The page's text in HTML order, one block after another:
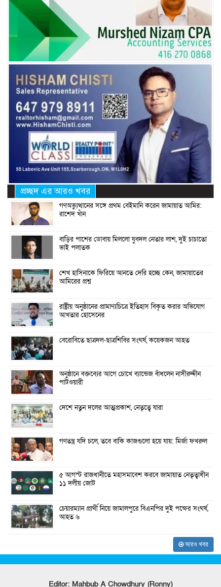
প্রচ্ছদ এর আরও খবর
গণঅভ্যুত্থানের সঙ্গে প্রথম বেইমানি করেন জামায়াত আমির:
রাশেদ খাঁন
বাড়ির পাশের ডোবায় মিললো যুবদল নেতার লাশ, দুই চাচাতো
ভাই পলাতক
শেখ হাসিনাকে ফিরিয়ে আনতে দেরি হচ্ছে কেন, জামায়াতের
আমিরের প্রশ্ন
রাষ্ট্রীয় অনুষ্ঠানের প্রামাণ্যচিত্রে ইতিহাস বিকৃত করার অভিযোগ
আখতার হোসেনের
বেরোবিতে ছাত্রদল-ছাত্রশিবির সংঘর্ষ, কয়েকজন আহত
অনুষ্ঠানে বক্তব্যের আগে চোখে ব্যান্ডেজ বাঁধলেন নাসীরুদ্দীন
পাটওয়ারী
দেশে নতুন দলের আত্মপ্রকাশ, নেতৃত্বে যারা
গণতন্ত্র যদি চলে, তবে বাকি কাজগুলো হয়ে যায়: মির্জা ফখরুল
৫ আগস্ট রাজধানীতে মহাসমাবেশ করবে জামায়াত নেতৃত্বাধীন
১১ দলীয় জোট
চেয়ারম্যান প্রার্থী নিয়ে জামালপুরে বিএনপির দুই পক্ষের সংঘর্ষ,
আহত ৬
আরও খবর
Editor: Mahbub A Chowdhury (Ronny)